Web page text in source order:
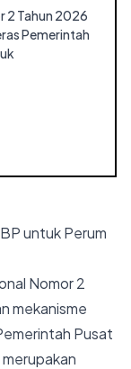
2 Tahun 2026
Pemerintah
untuk Perum
Nomor 2
mekanisme
Pusat